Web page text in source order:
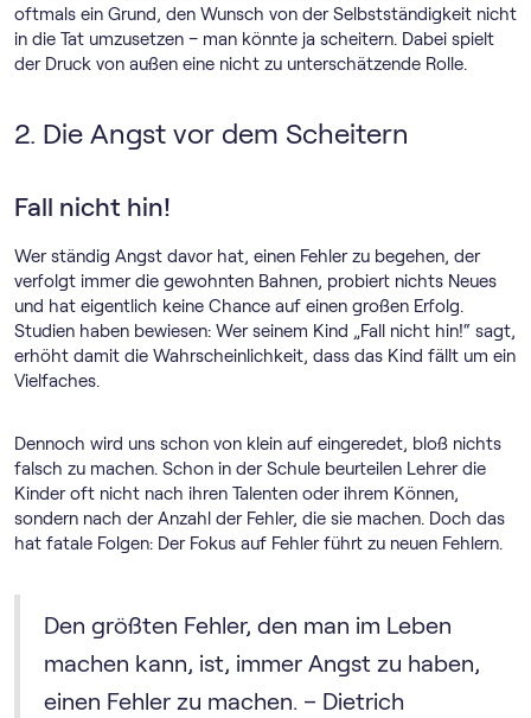
oftmals ein Grund, den Wunsch von der Selbstständigkeit nicht
in die Tat umzusetzen – man könnte ja scheitern. Dabei spielt
der Druck von außen eine nicht zu unterschätzende Rolle.
2. Die Angst vor dem Scheitern
Fall nicht hin!
Wer ständig Angst davor hat, einen Fehler zu begehen, der
verfolgt immer die gewohnten Bahnen, probiert nichts Neues
und hat eigentlich keine Chance auf einen großen Erfolg.
Studien haben bewiesen: Wer seinem Kind „Fall nicht hin!“ sagt,
erhöht damit die Wahrscheinlichkeit, dass das Kind fällt um ein
Vielfaches.
Dennoch wird uns schon von klein auf eingeredet, bloß nichts
falsch zu machen. Schon in der Schule beurteilen Lehrer die
Kinder oft nicht nach ihren Talenten oder ihrem Können,
sondern nach der Anzahl der Fehler, die sie machen. Doch das
hat fatale Folgen: Der Fokus auf Fehler führt zu neuen Fehlern.
Den größten Fehler, den man im Leben
machen kann, ist, immer Angst zu haben,
einen Fehler zu machen. – Dietrich